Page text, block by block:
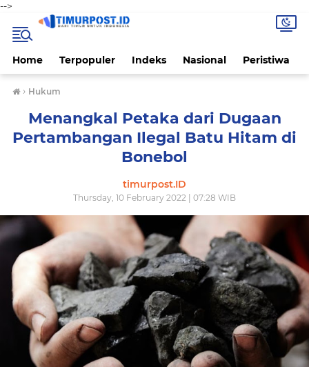
-->
Home Terpopuler Indeks Nasional Peristiwa
› Hukum
Menangkal Petaka dari Dugaan
Pertambangan Ilegal Batu Hitam di
Bonebol
timurpost.ID
Thursday, 10 February 2022 | 07:28 WIB